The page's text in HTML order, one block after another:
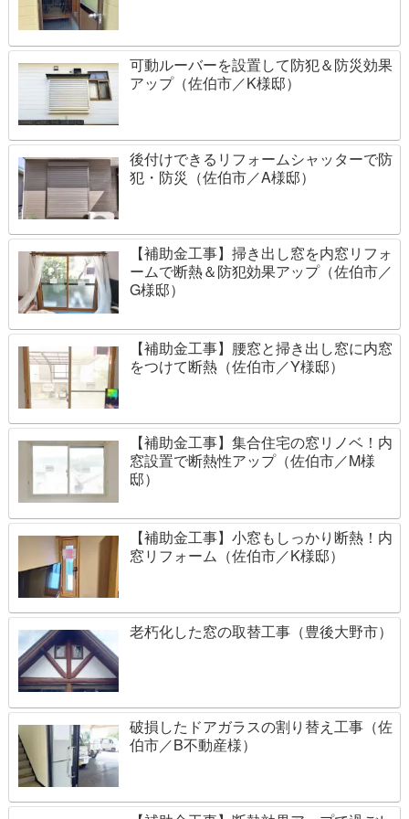
可動ルーバーを設置して防犯＆防災効果
アップ（佐伯市／K様邸）
後付けできるリフォームシャッターで防
犯・防災（佐伯市／A様邸）
【補助金工事】掃き出し窓を内窓リフォ
ームで断熱＆防犯効果アップ（佐伯市／
G様邸）
【補助金工事】腰窓と掃き出し窓に内窓
をつけて断熱（佐伯市／Y様邸）
【補助金工事】集合住宅の窓リノベ！内
窓設置で断熱性アップ（佐伯市／M様
邸）
【補助金工事】小窓もしっかり断熱！内
窓リフォーム（佐伯市／K様邸）
老朽化した窓の取替工事（豊後大野市）
破損したドアガラスの割り替え工事（佐
伯市／B不動産様）